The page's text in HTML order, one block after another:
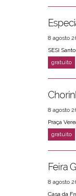
8 agosto
SESI
8 agosto
Praça
Feira
8 agosto
Casa da